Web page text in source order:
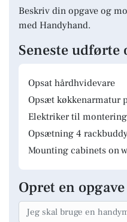
Beskriv din opgave og
med Handyhand.
Seneste udførte
Opsat hårdhvidevare
Opsæt køkkenarmatur
Elektriker til
Opsætning 4
Mounting cabinets on
Opret en opgave